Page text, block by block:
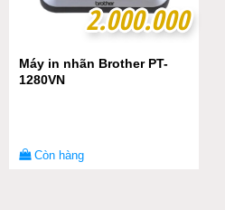
2.000.000
2.000.000
Máy in nhãn Brother PT-
1280VN
Còn hàng